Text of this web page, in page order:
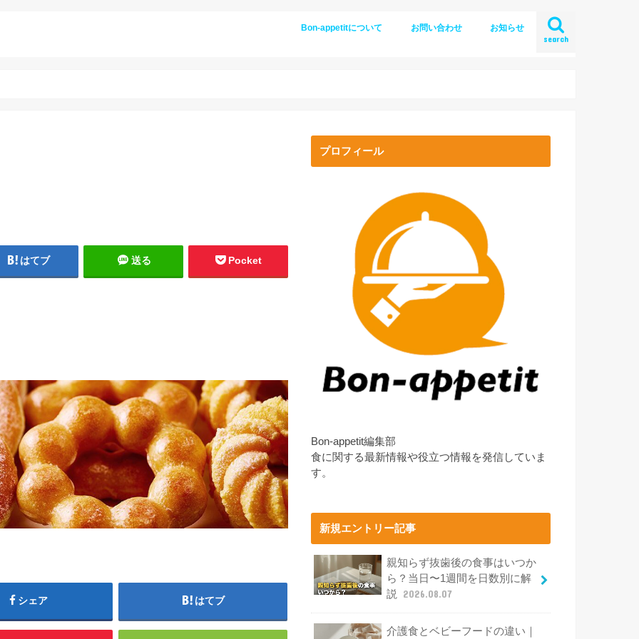
search
Bon-appetitについて お問い合わせ お知らせ
はてブ 送る Pocket
シェア はてブ
プロフィール
Bon-appetit編集部
食に関する最新情報や役立つ情報を発信していま
す。
新規エントリー記事
親知らず抜歯後の食事はいつか
ら？当日〜1週間を日数別に解
説
2026.08.07
介護食とベビーフードの違い｜